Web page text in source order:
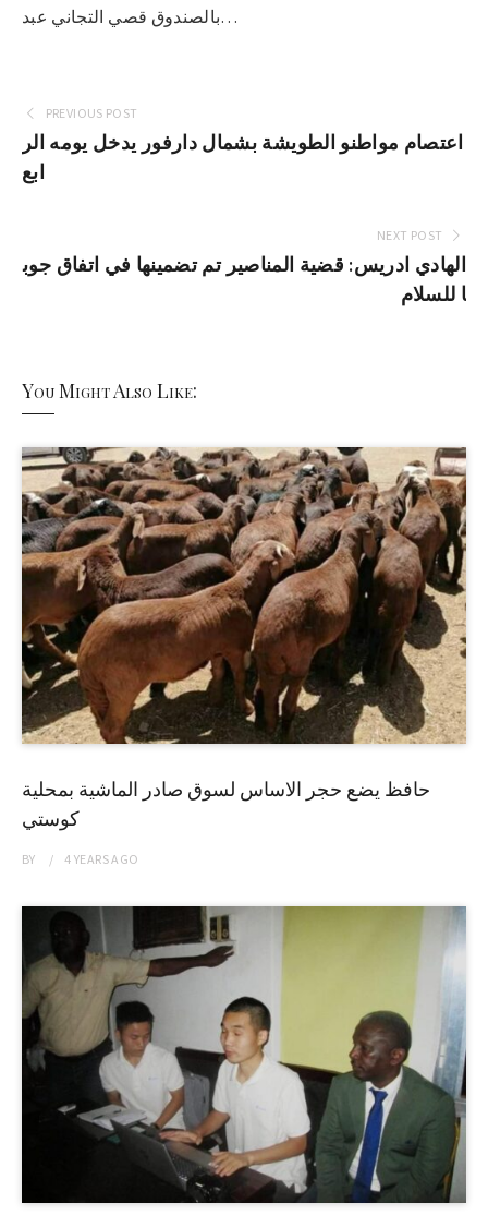
بالصندوق قصي التجاني عبد…
PREVIOUS POST
اعتصام مواطنو الطويشة بشمال دارفور يدخل يومه الر
ابع
NEXT POST
الهادي ادريس: قضية المناصير تم تضمينها في اتفاق جوب
ا للسلام
You Might Also Like:
حافظ يضع حجر الاساس لسوق صادر الماشية بمحلية
كوستي
BY 4 YEARSAGO